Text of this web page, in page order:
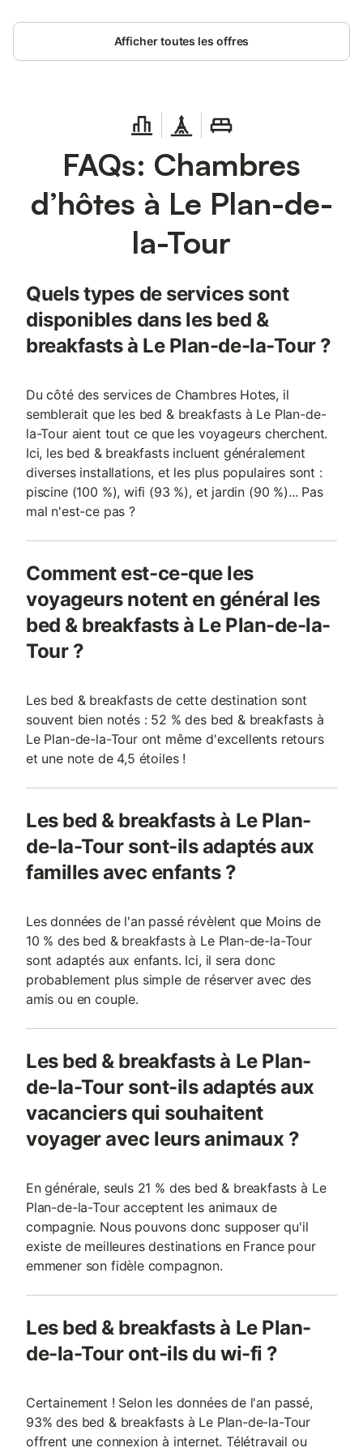
Afficher toutes les offres
FAQs: Chambres
d’hôtes à Le Plan-de-
la-Tour
Quels types de services sont
disponibles dans les bed &
breakfasts à Le Plan-de-la-Tour ?
Du côté des services de Chambres Hotes, il
semblerait que les bed & breakfasts à Le Plan-de-
la-Tour aient tout ce que les voyageurs cherchent.
Ici, les bed & breakfasts incluent généralement
diverses installations, et les plus populaires sont :
piscine (100 %), wifi (93 %), et jardin (90 %)... Pas
mal n'est-ce pas ?
Comment est-ce-que les
voyageurs notent en général les
bed & breakfasts à Le Plan-de-la-
Tour ?
Les bed & breakfasts de cette destination sont
souvent bien notés : 52 % des bed & breakfasts à
Le Plan-de-la-Tour ont même d'excellents retours
et une note de 4,5 étoiles !
Les bed & breakfasts à Le Plan-
de-la-Tour sont-ils adaptés aux
familles avec enfants ?
Les données de l'an passé révèlent que Moins de
10 % des bed & breakfasts à Le Plan-de-la-Tour
sont adaptés aux enfants. Ici, il sera donc
probablement plus simple de réserver avec des
amis ou en couple.
Les bed & breakfasts à Le Plan-
de-la-Tour sont-ils adaptés aux
vacanciers qui souhaitent
voyager avec leurs animaux ?
En générale, seuls 21 % des bed & breakfasts à Le
Plan-de-la-Tour acceptent les animaux de
compagnie. Nous pouvons donc supposer qu'il
existe de meilleures destinations en France pour
emmener son fidèle compagnon.
Les bed & breakfasts à Le Plan-
de-la-Tour ont-ils du wi-fi ?
Certainement ! Selon les données de l'an passé,
93% des bed & breakfasts à Le Plan-de-la-Tour
offrent une connexion à internet. Télétravail ou